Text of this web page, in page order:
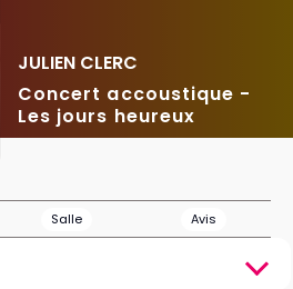
JULIEN CLERC
Concert accoustique -
Les jours heureux
Salle Avis